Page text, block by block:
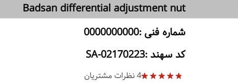
Badsan differential adjustment nut
شماره فنی :0000000000
کد سهند :SA-02170223
4نظرات مشتریان